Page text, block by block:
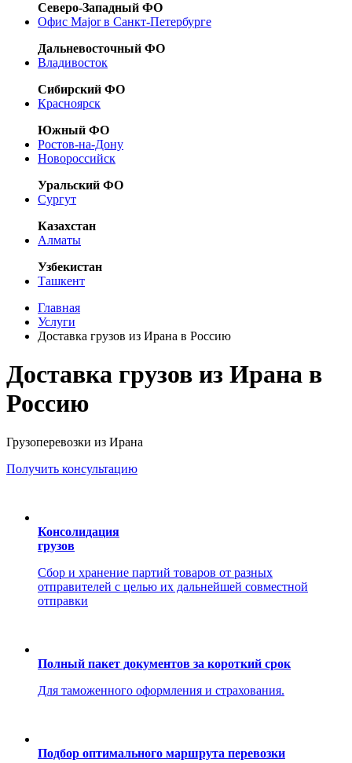
Северо-Западный ФО
Офис Major в Санкт-Петербурге
Дальневосточный ФО
Владивосток
Сибирский ФО
Красноярск
Южный ФО
Ростов-на-Дону
Новороссийск
Уральский ФО
Сургут
Казахстан
Алматы
Узбекистан
Ташкент
Главная
Услуги
Доставка грузов из Ирана в Россию
Доставка грузов из Ирана в
Россию
Грузоперевозки из Ирана
Получить консультацию
Консолидация
грузов
Сбор и хранение партий товаров от разных
отправителей с целью их дальнейшей совместной
отправки
Полный пакет документов за короткий срок
Для таможенного оформления и страхования.
Подбор оптимального маршрута перевозки